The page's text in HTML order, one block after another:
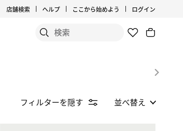
店舗検索 ヘルプ ここから始めよう ログイン
フィルターを隠す 並べ替え